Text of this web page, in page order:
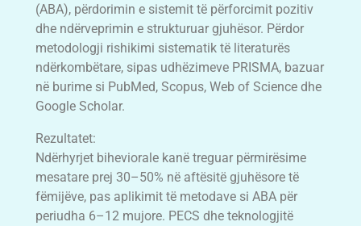
(ABA), përdorimin e sistemit të përforcimit pozitiv
dhe ndërveprimin e strukturuar gjuhësor. Përdor
metodologji rishikimi sistematik të literaturës
ndërkombëtare, sipas udhëzimeve PRISMA, bazuar
në burime si PubMed, Scopus, Web of Science dhe
Google Scholar.
Rezultatet:
Ndërhyrjet biheviorale kanë treguar përmirësime
mesatare prej 30–50% në aftësitë gjuhësore të
fëmijëve, pas aplikimit të metodave si ABA për
periudha 6–12 mujore. PECS dhe teknologjitë